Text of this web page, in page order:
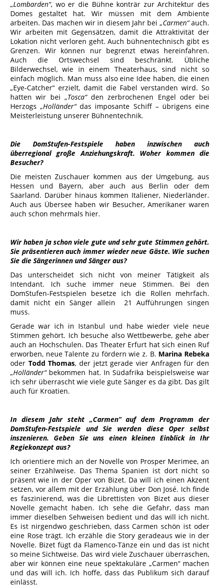
„Lombarden“, wo er die Bühne konträr zur Architektur des
Domes gestaltet hat. Wir müssen mit dem Ambiente
arbeiten. Das machen wir in diesem Jahr bei „Carmen“auch.
Wir arbeiten mit Gegensätzen, damit die Attraktivität der
Lokation nicht verloren geht. Auch bühnentechnisch gibt es
Grenzen. Wir können nur begrenzt etwas hereinfahren.
Auch die Ortswechsel sind beschränkt. Übliche
Bilderwechsel, wie in einem Theaterhaus, sind nicht so
einfach möglich. Man muss also eine Idee haben, die einen
„Eye-Catcher“ erzielt, damit die Fabel verstanden wird. So
hatten wir bei „Tosca“den zerbrochenen Engel oder bei
Herzogs „Holländer“das imposante Schiff – übrigens eine
Meisterleistung unserer Bühnentechnik.
Die DomStufen-Festspiele haben inzwischen auch
überregional große Anziehungskraft. Woher kommen die
Besucher?
Die meisten Zuschauer kommen aus der Umgebung, aus
Hessen und Bayern, aber auch aus Berlin oder dem
Saarland. Darüber hinaus kommen Italiener, Niederländer.
Auch aus Übersee haben wir Besucher, Amerikaner waren
auch schon mehrmals hier.
Wir haben ja schon viele gute und sehr gute Stimmen gehört.
Sie präsentieren auch immer wieder neue Gäste. Wie suchen
Sie die Sängerinnen und Sänger aus?
Das unterscheidet sich nicht von meiner Tätigkeit als
Intendant. Ich suche immer neue Stimmen. Bei den
DomStufen-Festspielen besetze ich die Rollen mehrfach.
damit nicht ein Sänger allein 21 Aufführungen singen
muss.
Gerade war ich in Istanbul und habe wieder viele neue
Stimmen gehört. Ich besuche also Wettbewerbe, gehe aber
auch an Hochschulen. Das Theater Erfurt hat sich einen Ruf
erworben, neue Talente zu fördern wie z. B. Marina Rebeka
oder Todd Thomas, der jetzt gerade vier Anfragen für den
„Holländer“bekommen hat. In Südafrika beispielsweise war
ich sehr überrascht wie viele gute Sänger es da gibt. Das gilt
auch für Kroatien.
In diesem Jahr steht „Carmen“ auf dem Programm der
DomStufen-Festspiele und Sie werden diese Oper selbst
inszenieren. Geben Sie uns einen kleinen Einblick in Ihr
Regiekonzept aus?
Ich orientiere mich an der Novelle von Prosper Merimee, an
seiner Erzählweise. Das Thema Spanien ist dort nicht so
präsent wie in der Oper von Bizet. Da will ich einen Akzent
setzen, vor allem mit der Erzählung über Don José. Ich finde
es faszinierend, was die Librettisten von Bizet aus dieser
Novelle gemacht haben. Ich sehe die Gefahr, dass man
immer dieselben Sehweisen bedient und das will ich nicht.
Es ist nirgendwo geschrieben, dass Carmen schön ist oder
eine Rose trägt. Ich erzähle die Story geradeaus wie in der
Novelle. Bizet fügt da Flamenco-Tänze ein und das ist nicht
so meine Sichtweise. Das wird viele Zuschauer überraschen,
aber wir können eine neue spektakuläre „Carmen“ machen
und das will ich. Ich hoffe, dass das Publikum sich darauf
einlässt.